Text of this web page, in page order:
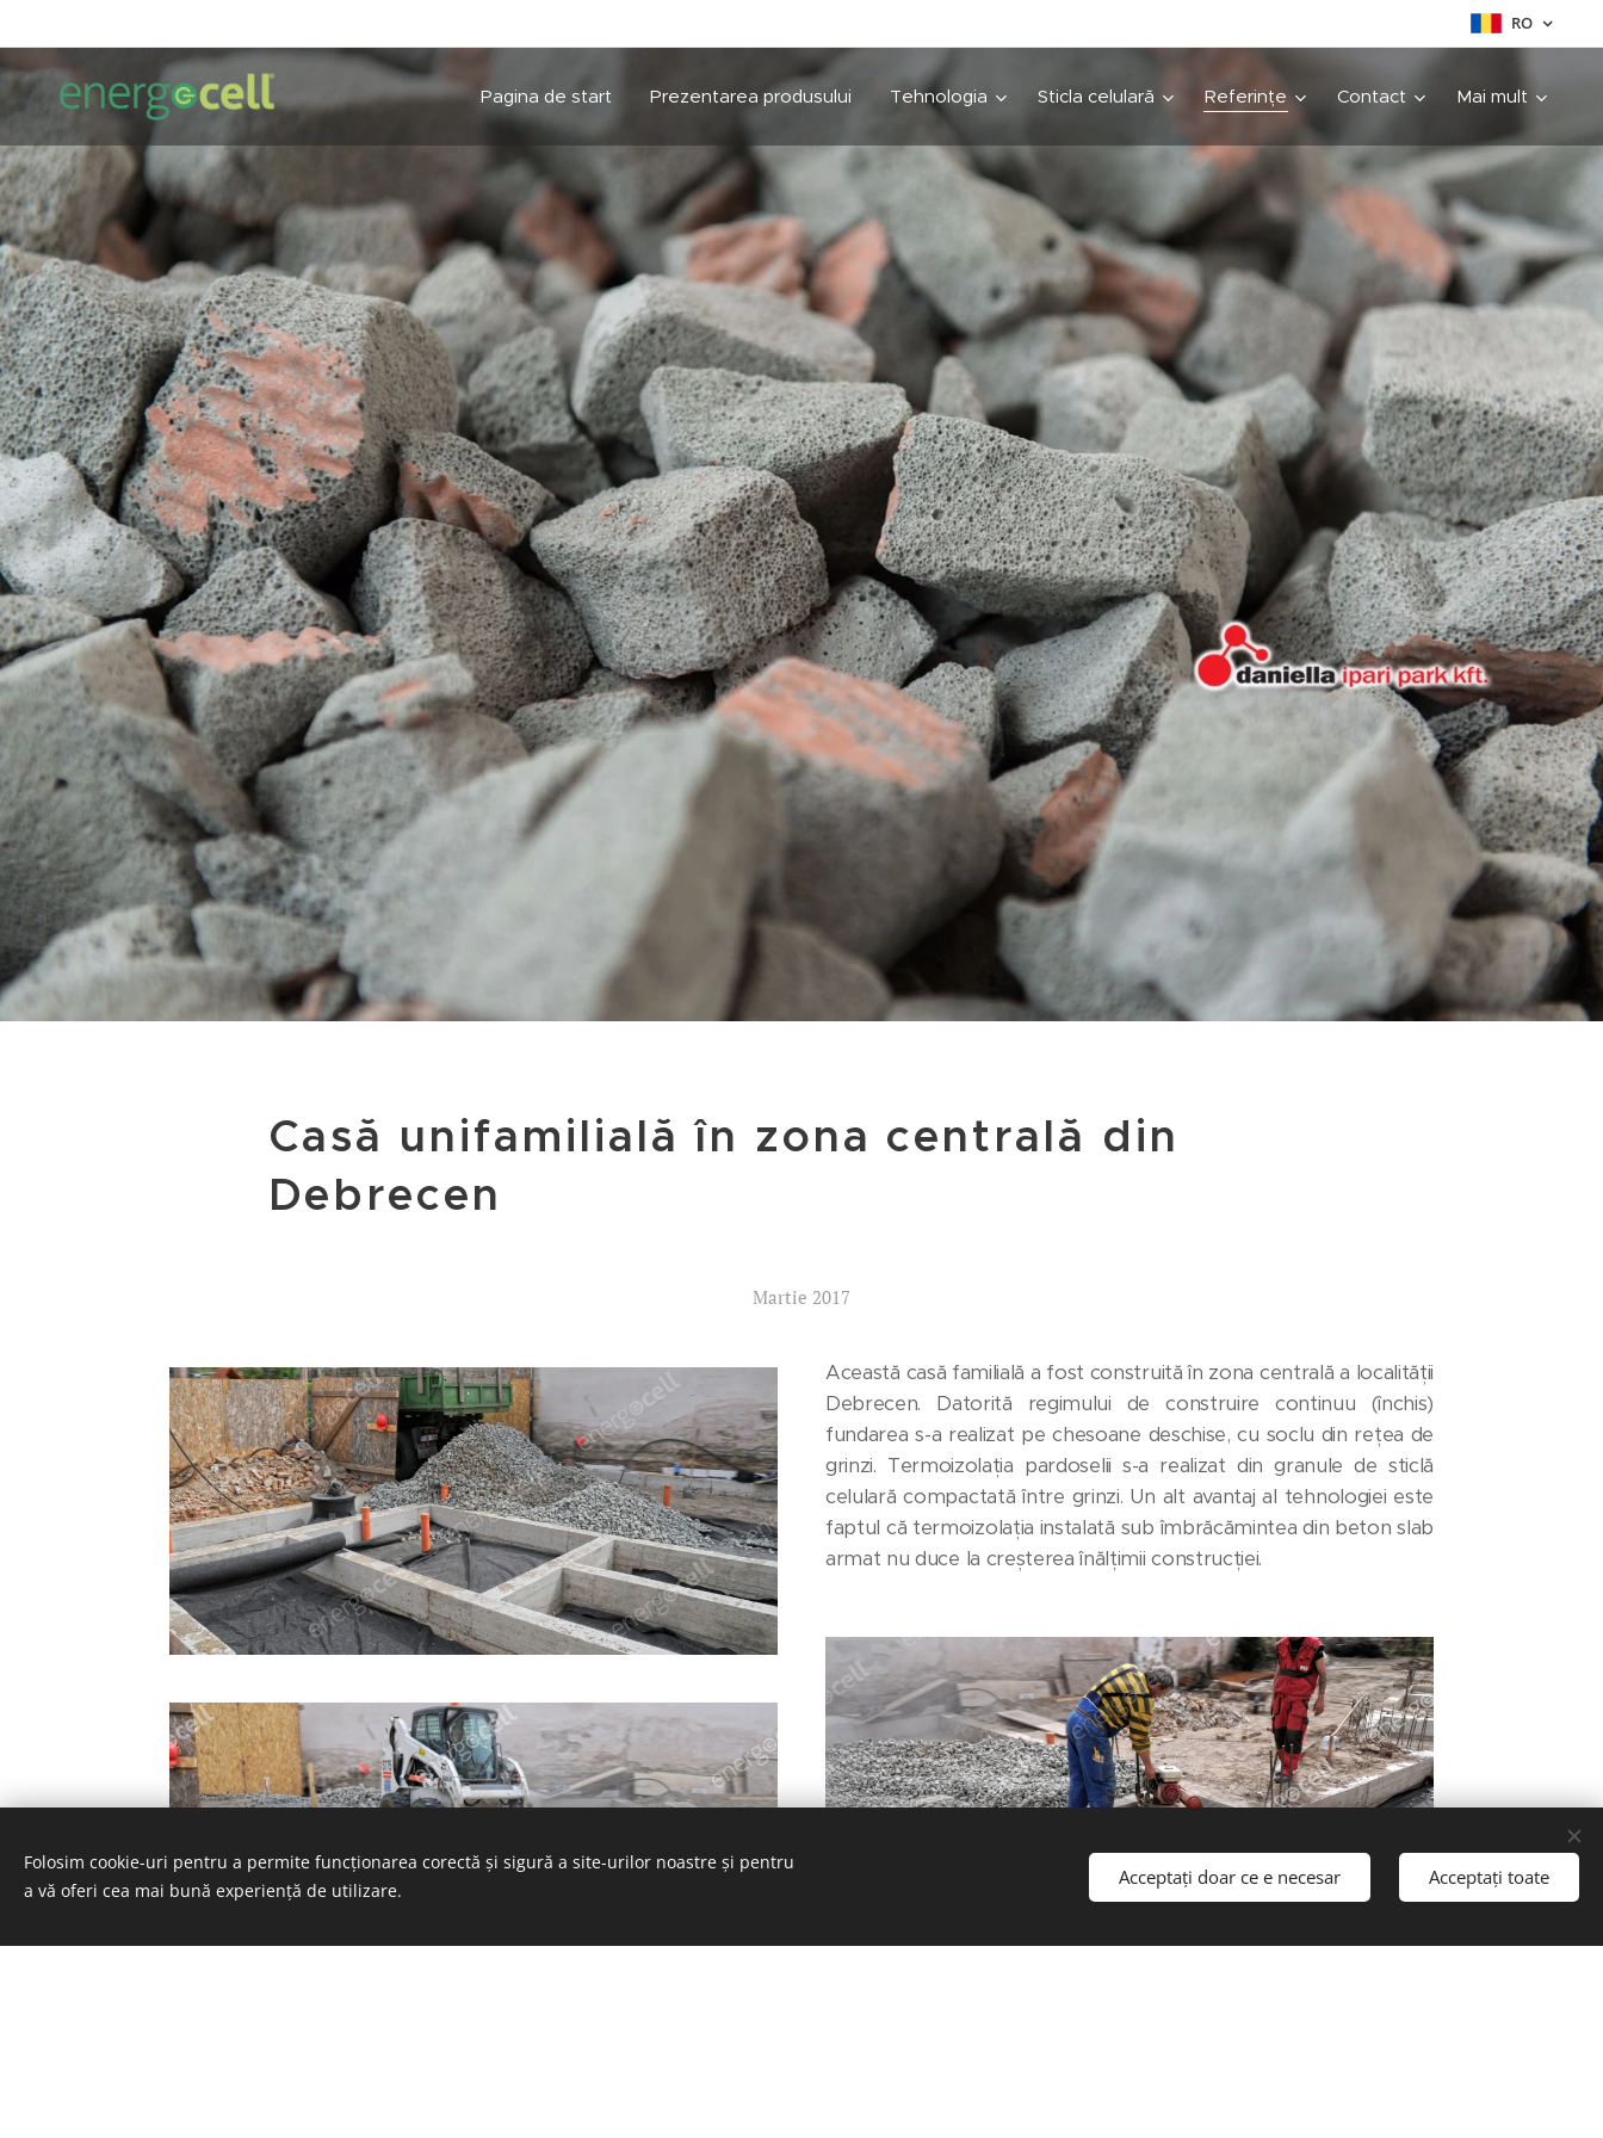
RO
Pagina de start Prezentarea produsului Tehnologia Sticla celulară Referințe Contact Mai mult
Casă unifamilială în zona centrală din
Debrecen
Martie 2017
Această casă familială a fost construită în zona centrală a localității
Debrecen. Datorită regimului de construire continuu (închis)
fundarea s-a realizat pe chesoane deschise, cu soclu din rețea de
grinzi. Termoizolația pardoselii s-a realizat din granule de sticlă
celulară compactată între grinzi. Un alt avantaj al tehnologiei este
faptul că termoizolația instalată sub îmbrăcămintea din beton slab
armat nu duce la creșterea înălțimii construcției.
Folosim cookie-uri pentru a permite funcționarea corectă și sigură a site-urilor noastre și pentru
a vă oferi cea mai bună experiență de utilizare.
Acceptați doar ce e necesar Acceptați toate